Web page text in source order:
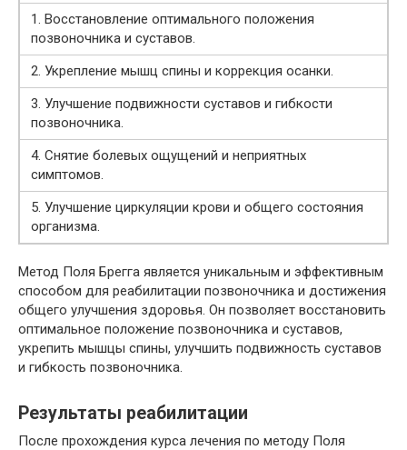
1. Восстановление оптимального положения
позвоночника и суставов.
2. Укрепление мышц спины и коррекция осанки.
3. Улучшение подвижности суставов и гибкости
позвоночника.
4. Снятие болевых ощущений и неприятных
симптомов.
5. Улучшение циркуляции крови и общего состояния
организма.
Метод Поля Брегга является уникальным и эффективным
способом для реабилитации позвоночника и достижения
общего улучшения здоровья. Он позволяет восстановить
оптимальное положение позвоночника и суставов,
укрепить мышцы спины, улучшить подвижность суставов
и гибкость позвоночника.
Результаты реабилитации
После прохождения курса лечения по методу Поля